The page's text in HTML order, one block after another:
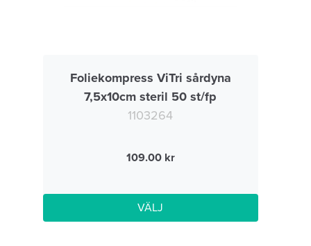
Foliekompress ViTri sårdyna
7,5x10cm steril 50 st/fp
1103264
109.00
VÄLJ